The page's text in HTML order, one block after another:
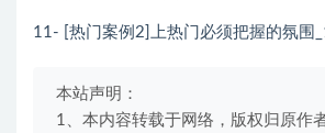
11- [热门案例2]上热门必须把握的氛围
本站声明：
1、本内容转载于网络，版权归原作